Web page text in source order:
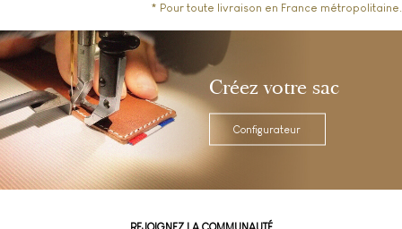
* Pour toute livraison en France métropolitaine.
Créez votre sac
Configurateur